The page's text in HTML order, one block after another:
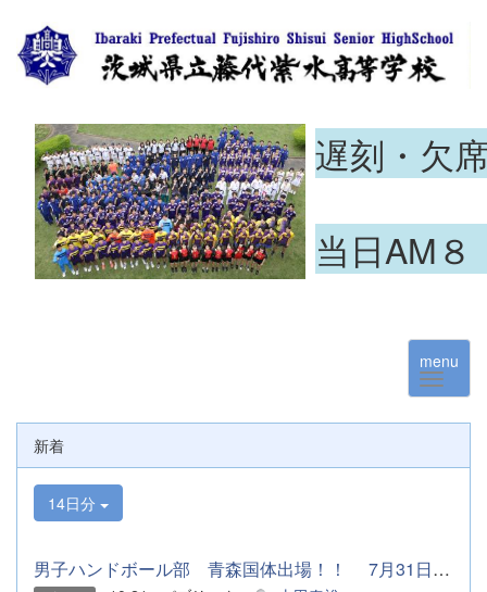
遅刻・欠
当日AM
menu
新着
14日分
男子ハンドボール部 青森国体出場！！ 7月31日（金）から8月2...